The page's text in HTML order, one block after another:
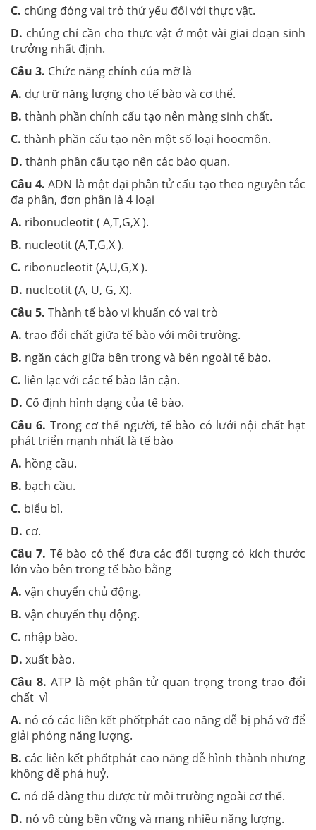
C. chúng đóng vai trò thứ yếu đối với thực vật.
D. chúng chỉ cần cho thực vật ở một vài giai đoạn sinh
tr­ưởng nhất định.
Câu 3. Chức năng chính của mỡ là
A. dự trữ năng lượng cho tế bào và cơ thể.
B. thành phần chính cấu tạo nên màng sinh chất.
C. thành phần cấu tạo nên một số loại hoocmôn.
D. thành phần cấu tạo nên các bào quan.
Câu 4. ADN là một đại phân tử cấu tạo theo nguyên tắc
đa phân, đơn phân là 4 loại
A. ribonucleotit ( A,T,G,X ).
B. nucleotit (A,T,G,X ).
C. ribonucleotit (A,U,G,X ).
D. nuclcotit (A, U, G, X).
Câu 5. Thành tế bào vi khuẩn có vai trò
A. trao đổi chất giữa tế bào với môi trường.
B. ngăn cách giữa bên trong và bên ngoài tế bào.
C. liên lạc với các tế bào lân cận.
D. Cố định hình dạng của tế bào.
Câu 6. Trong cơ thể người, tế bào có lưới nội chất hạt
phát triển mạnh nhất là tế bào
A. hồng cầu.
B. bạch cầu.
C. biểu bì.
D. cơ.
Câu 7. Tế bào có thể đưa các đối tượng có kích thước
lớn vào bên trong tế bào bằng
A. vận chuyển chủ động.
B. vận chuyển thụ động.
C. nhập bào.
D. xuất bào.
Câu 8. ATP là một phân tử quan trọng trong trao đổi
chất vì
A. nó có các liên kết phốtphát cao năng dễ bị phá vỡ để
giải phóng năng lượng.
B. các liên kết phốtphát cao năng dễ hình thành nhưng
không dễ phá huỷ.
C. nó dễ dàng thu được từ môi trường ngoài cơ thể.
D. nó vô cùng bền vững và mang nhiều năng lượng.